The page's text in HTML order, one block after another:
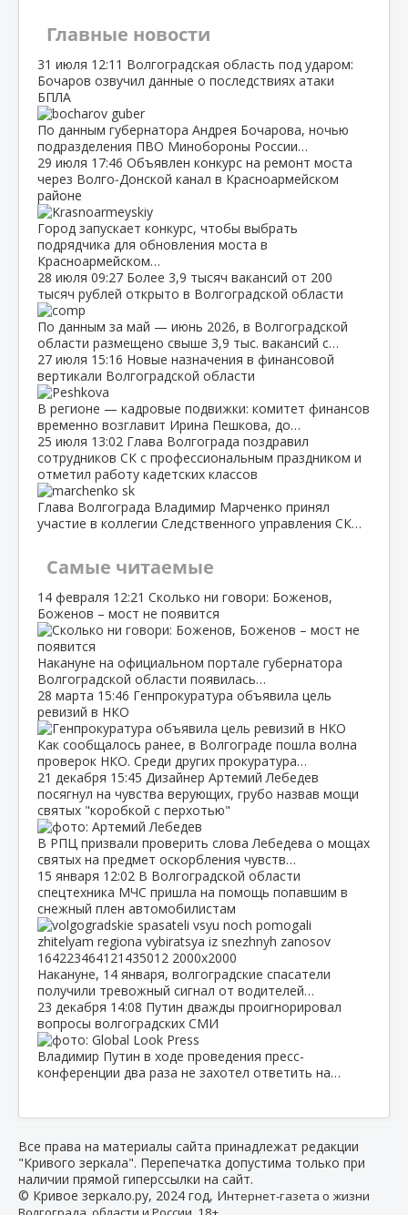
Главные новости
31 июля 12:11 Волгоградская область под ударом:
Бочаров озвучил данные о последствиях атаки
БПЛА
По данным губернатора Андрея Бочарова, ночью
подразделения ПВО Минобороны России…
29 июля 17:46 Объявлен конкурс на ремонт моста
через Волго‑Донской канал в Красноармейском
районе
Город запускает конкурс, чтобы выбрать
подрядчика для обновления моста в
Красноармейском…
28 июля 09:27 Более 3,9 тысяч вакансий от 200
тысяч рублей открыто в Волгоградской области
По данным за май — июнь 2026, в Волгоградской
области размещено свыше 3,9 тыс. вакансий с…
27 июля 15:16 Новые назначения в финансовой
вертикали Волгоградской области
В регионе — кадровые подвижки: комитет финансов
временно возглавит Ирина Пешкова, до…
25 июля 13:02 Глава Волгограда поздравил
сотрудников СК с профессиональным праздником и
отметил работу кадетских классов
Глава Волгограда Владимир Марченко принял
участие в коллегии Следственного управления СК…
Самые читаемые
14 февраля 12:21 Сколько ни говори: Боженов,
Боженов – мост не появится
Накануне на официальном портале губернатора
Волгоградской области появилась…
28 марта 15:46 Генпрокуратура объявила цель
ревизий в НКО
Как сообщалось ранее, в Волгограде пошла волна
проверок НКО. Среди других прокуратура…
21 декабря 15:45 Дизайнер Артемий Лебедев
посягнул на чувства верующих, грубо назвав мощи
святых "коробкой с перхотью"
В РПЦ призвали проверить слова Лебедева о мощах
святых на предмет оскорбления чувств…
15 января 12:02 В Волгоградской области
спецтехника МЧС пришла на помощь попавшим в
снежный плен автомобилистам
Накануне, 14 января, волгоградские спасатели
получили тревожный сигнал от водителей…
23 декабря 14:08 Путин дважды проигнорировал
вопросы волгоградских СМИ
Владимир Путин в ходе проведения пресс-
конференции два раза не захотел ответить на…
Все права на материалы сайта принадлежат редакции
"Кривого зеркала". Перепечатка допустима только при
наличии прямой гиперссылки на сайт.
© Кривое зеркало.ру, 2024 год, Интернет-газета о жизни